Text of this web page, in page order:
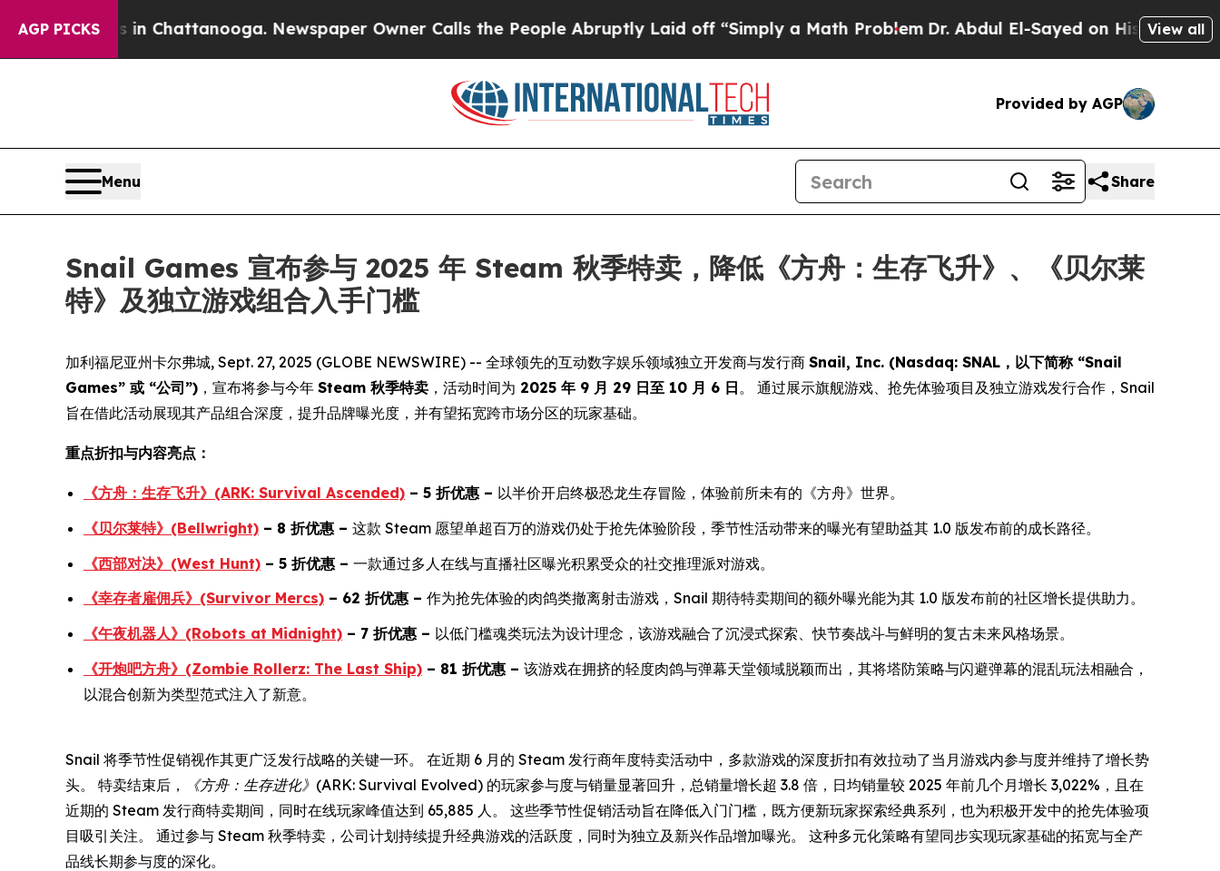
AGP PICKS
Chaos in Chattanooga. Newspaper Owner Calls the People Abruptly Laid off “Simply a Math ProblemDr. Abdul El-Sayed on Historic Michigan
View all
Provided by AGP
Menu Share
Snail Games 宣布参与 2025 年 Steam 秋季特卖，降低《方舟：生存飞升》、《贝尔莱
特》及独立游戏组合入手门槛
加利福尼亚州卡尔弗城, Sept. 27, 2025 (GLOBE NEWSWIRE) -- 全球领先的互动数字娱乐领域独立开发商与发行商 Snail, Inc. (Nasdaq: SNAL，以下简称 “Snail
Games” 或 “公司”) ，宣布将参与今年 Steam 秋季特卖 ，活动时间为 2025 年 9 月 29 日至 10 月 6 日。 通过展示旗舰游戏、抢先体验项目及独立游戏发行合作，Snail
旨在借此活动展现其产品组合深度，提升品牌曝光度，并有望拓宽跨市场分区的玩家基础。
重点折扣与内容亮点：
《方舟：生存飞升》(ARK: Survival Ascended) – 5 折优惠 – 以半价开启终极恐龙生存冒险，体验前所未有的《方舟》世界。
《贝尔莱特》(Bellwright) – 8 折优惠 – 这款 Steam 愿望单超百万的游戏仍处于抢先体验阶段，季节性活动带来的曝光有望助益其 1.0 版发布前的成长路径。
《西部对决》(West Hunt) – 5 折优惠 – 一款通过多人在线与直播社区曝光积累受众的社交推理派对游戏。
《幸存者雇佣兵》(Survivor Mercs) – 62 折优惠 – 作为抢先体验的肉鸽类撤离射击游戏，Snail 期待特卖期间的额外曝光能为其 1.0 版发布前的社区增长提供助力。
《午夜机器人》(Robots at Midnight) – 7 折优惠 – 以低门槛魂类玩法为设计理念，该游戏融合了沉浸式探索、快节奏战斗与鲜明的复古未来风格场景。
《开炮吧方舟》(Zombie Rollerz: The Last Ship) – 81 折优惠 – 该游戏在拥挤的轻度肉鸽与弹幕天堂领域脱颖而出，其将塔防策略与闪避弹幕的混乱玩法相融合，
以混合创新为类型范式注入了新意。
Snail 将季节性促销视作其更广泛发行战略的关键一环。 在近期 6 月的 Steam 发行商年度特卖活动中，多款游戏的深度折扣有效拉动了当月游戏内参与度并维持了增长势
头。 特卖结束后，
《方舟：生存进化》(ARK: Survival Evolved) 的玩家参与度与销量显著回升，总销量增长超 3.8 倍，日均销量较 2025 年前几个月增长 3,022%，且在
近期的 Steam 发行商特卖期间，同时在线玩家峰值达到 65,885 人。 这些季节性促销活动旨在降低入门门槛，既方便新玩家探索经典系列，也为积极开发中的抢先体验项
目吸引关注。 通过参与 Steam 秋季特卖，公司计划持续提升经典游戏的活跃度，同时为独立及新兴作品增加曝光。 这种多元化策略有望同步实现玩家基础的拓宽与全产
品线长期参与度的深化。